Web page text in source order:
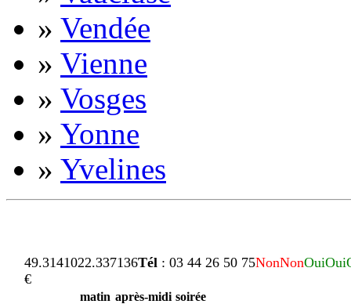
» Vendée
» Vienne
» Vosges
» Yonne
» Yvelines
49.3141022.337136Tél : 03 44 26 50 75NonNonOuiOui
€
matin après-midi soirée